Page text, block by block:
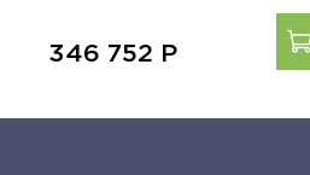
346 752 Р